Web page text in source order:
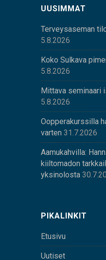
UUSIMMAT
Terveysaseman
5.8.2026
Koko Sulkava
5.8.2026
Mittava seminaari
5.8.2026
Oopperakurssilla
varten 31.7.2026
Aamukahvilla:
kiiltomadon
yksinolosta
PIKALINKIT
Etusivu
Uutiset